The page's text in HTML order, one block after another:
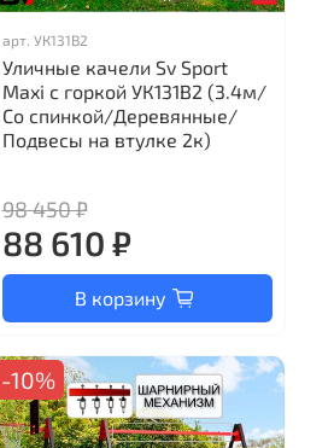
арт. УК131В2
Уличные качели Sv Sport
Maxi с горкой УК131В2 (3.4м/
Со спинкой/Деревянные/
Подвесы на втулке 2к)
98 450 ₽
88 610 ₽
В корзину
-10%